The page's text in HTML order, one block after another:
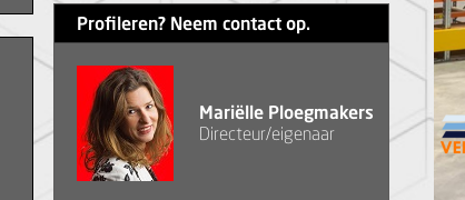
Profileren? Neem contact op.
Mariëlle Ploegmakers
Directeur/eigenaar